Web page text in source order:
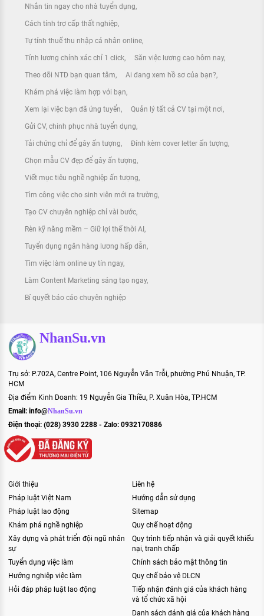
Nhắn tin ngay cho nhà tuyển dụng
Cách tính trợ cấp thất nghiệp
Tự tính thuế thu nhập cá nhân online
Tính lương chính xác chỉ 1 click Săn việc lương cao hôm nay
Theo dõi NTD bạn quan tâm Ai đang xem hồ sơ của bạn?
Khám phá việc làm hợp với bạn
Xem lại việc bạn đã ứng tuyển Quản lý tất cả CV tại một nơi
Gửi CV, chinh phục nhà tuyển dụng
Tải chứng chỉ để gây ấn tượng Đính kèm cover letter ấn tượng
Chọn mẫu CV đẹp để gây ấn tượng
Viết mục tiêu nghề nghiệp ấn tượng
Tìm công việc cho sinh viên mới ra trường
Tạo CV chuyên nghiệp chỉ vài bước
Rèn kỹ năng mềm – Giữ lợi thế thời AI
Tuyển dụng ngân hàng lương hấp dẫn
Tìm việc làm online uy tín ngay
Làm Content Marketing sáng tạo ngay
Bí quyết báo cáo chuyên nghiệp
NhanSu.vn
Trụ sở: P.702A, Centre Point, 106 Nguyễn Văn Trỗi, phường Phú Nhuận, TP.
HCM
Địa điểm Kinh Doanh: 19 Nguyễn Gia Thiều, P. Xuân Hòa, TP.HCM
Email: info@NhanSu.vn
Điện thoại: (028) 3930 2288 - Zalo: 0932170886
Giới thiệu
Pháp luật Việt Nam
Pháp luật lao động
Khám phá nghề nghiệp
Xây dựng và phát triển đội ngũ nhân
sự
Tuyển dụng việc làm
Hướng nghiệp việc làm
Hỏi đáp pháp luật lao động
Liên hệ
Hướng dẫn sử dụng
Sitemap
Quy chế hoạt động
Quy trình tiếp nhận và giải quyết khiếu
nại, tranh chấp
Chính sách bảo mật thông tin
Quy chế bảo vệ DLCN
Tiếp nhận đánh giá của khách hàng
và tổ chức xã hội
Danh sách đánh giá của khách hàng